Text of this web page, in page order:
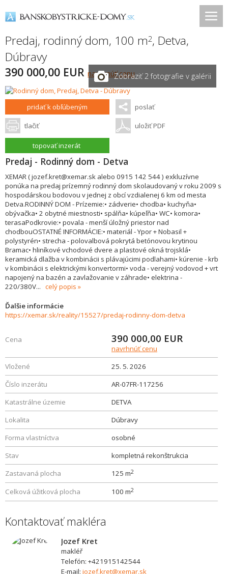
Predaj, rodinný dom, 100 m2, Detva,
Dúbravy
390 000,00 EUR navrhnúť cenuZobraziť 2 fotografie v galérii
pridať k obľúbeným poslať
tlačiť uložiť PDF
topovať inzerát
Predaj - Rodinný dom - Detva
XEMAR ( jozef.kret@xemar.sk alebo 0915 142 544 ) exkluzívne
ponúka na predaj prízemný rodinný dom skolaudovaný v roku 2009 s
hospodárskou bodovou v jednej z obcí vzdialenej 6 km od mesta
Detva.RODINNÝ DOM - Prízemie:• zádverie• chodba• kuchyňa•
obývačka• 2 obytné miestnosti• spálňa• kúpeľňa• WC• komora•
terasaPodkrovie:• povala - menší úložný priestor nad
chodbouOSTATNÉ INFORMÁCIE:• materiál - Ypor + Nobasil +
polystyrén• strecha - polovalbová pokrytá betónovou krytinou
Bramac• hliníkové vchodové dvere a plastové okná trojsklá•
keramická dlažba v kombinácii s plávajúcimi podlahami• kúrenie - krb
v kombinácii s elektrickými konvertormi• voda - verejný vodovod + vrt
napojený na bazén a zavlažovanie v záhrade• elektrina -
220/380V... celý popis
Ďalšie informácie
https://xemar.sk/reality/15527/predaj-rodinny-dom-detva
Cena 390 000,00 EUR
navrhnúť cenu
Vložené
25. 5. 2026
Číslo inzerátu
AR-07FR-117256
Katastrálne územie
DETVA
Lokalita
Dúbravy
Forma vlastníctva
osobné
Stav
kompletná rekonštrukcia
Zastavaná plocha
125 m2
Celková úžitková plocha 100 m2
Kontaktovať makléra
Jozef Kret
makléř
Telefón: +421915142544
E-mail: jozef.kret@xemar.sk